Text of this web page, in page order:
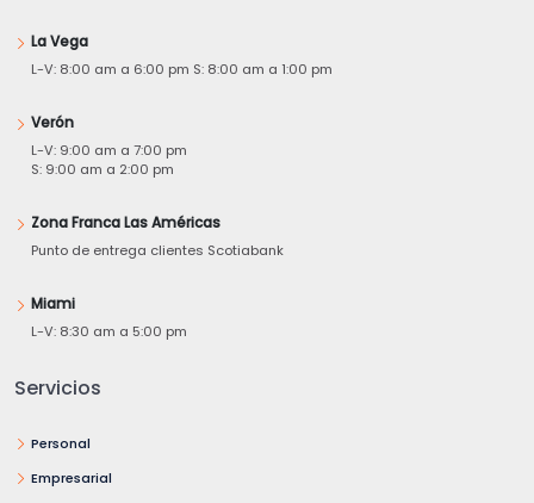
La Vega
L-V: 8:00 am a 6:00 pm S: 8:00 am a 1:00 pm
Verón
L-V: 9:00 am a 7:00 pm
S: 9:00 am a 2:00 pm
Zona Franca Las Américas
Punto de entrega clientes Scotiabank
Miami
L-V: 8:30 am a 5:00 pm
Servicios
Personal
Empresarial